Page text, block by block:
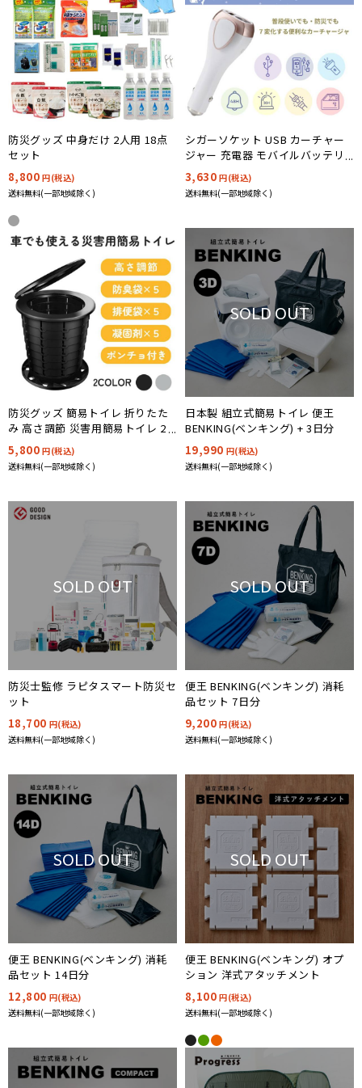
防災グッズ 中身だけ 2人用 18点
セット
8,800円(税込)
送料無料(一部地域除く)
シガーソケット USB カーチャー
ジャー 充電器 モバイルバッテリ
ー MAGICALCHARGER7(マジカル
チャージャー7)
3,630円(税込)
送料無料(一部地域除く)
防災グッズ 簡易トイレ 折りたた
み 高さ調節 災害用簡易トイレ 2
色対応
5,800円(税込)
送料無料(一部地域除く)
SOLD OUT
日本製 組立式簡易トイレ 便王
BENKING(ベンキング) + 3日分
19,990 円(税込)
送料無料(一部地域除く)
SOLD OUT
防災士監修 ラピタスマート防災セ
ット
18,700 円(税込)
送料無料(一部地域除く)
SOLD OUT
便王 BENKING(ベンキング) 消耗
品セット 7日分
9,200円(税込)
送料無料(一部地域除く)
SOLD OUT
便王 BENKING(ベンキング) 消耗
品セット 14日分
12,800 円(税込)
送料無料(一部地域除く)
SOLD OUT
便王 BENKING(ベンキング) オプ
ション 洋式アタッチメント
8,100円(税込)
送料無料(一部地域除く)